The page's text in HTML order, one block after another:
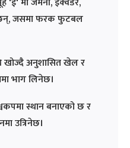
जसमा फरक फुटबल
खोज्दै अनुशासित खेल र
भाग लिनेछ।
स्थान बनाएको छ र
उत्रिनेछ।